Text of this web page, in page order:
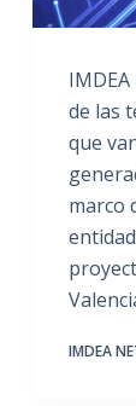
de las
que
marco
IMDEA